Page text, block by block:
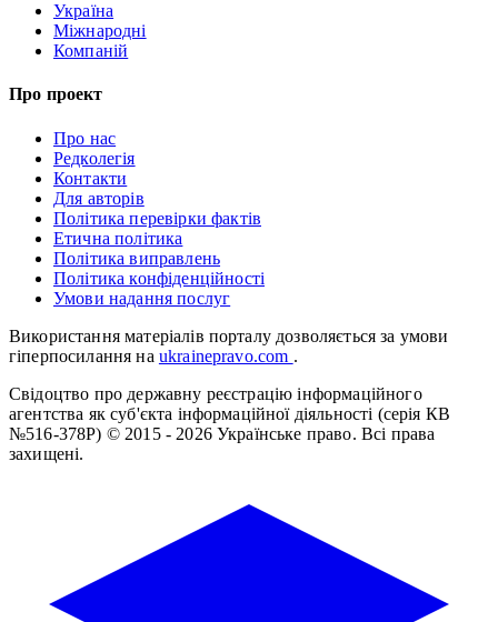
Україна
Міжнародні
Компаній
Про проект
Про нас
Редколегія
Контакти
Для авторів
Політика перевірки фактів
Етична політика
Політика виправлень
Політика конфіденційності
Умови надання послуг
Використання матеріалів порталу дозволяється за умови
гіперпосилання на ukrainepravo.com .
Свідоцтво про державну реєстрацію інформаційного
агентства як суб'єкта інформаційної діяльності (серія КВ
№516-378Р) © 2015 - 2026 Українське право. Всі права
захищені.